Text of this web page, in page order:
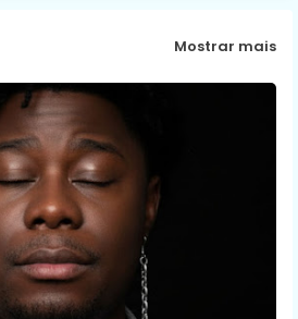
Mostrar mais